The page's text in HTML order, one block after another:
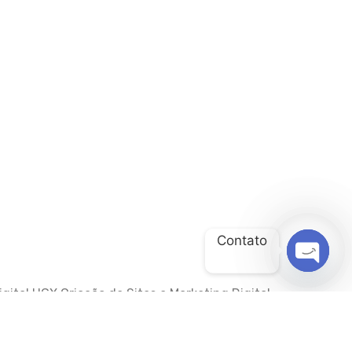
HGX Criação de Sites e Marketing Digital
Contato